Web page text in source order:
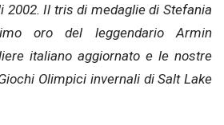
2002. Il tris di medaglie di Stefania
oro del leggendario Armin
italiano aggiornato e le nostre
Olimpici invernali di Salt Lake